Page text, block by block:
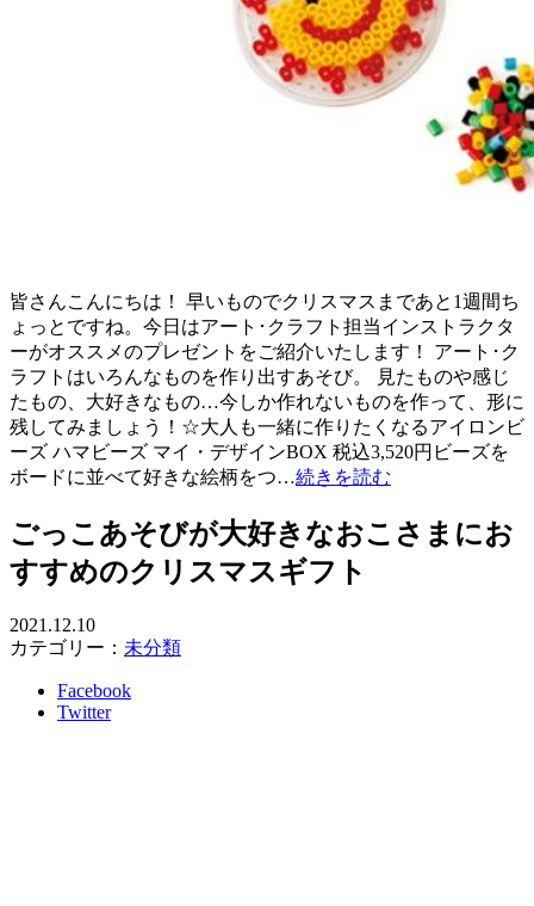
皆さんこんにちは！ 早いものでクリスマスまであと1週間ち
ょっとですね。今日はアート･クラフト担当インストラクタ
ーがオススメのプレゼントをご紹介いたします！ アート･ク
ラフトはいろんなものを作り出すあそび。 見たものや感じ
たもの、大好きなもの…今しか作れないものを作って、形に
残してみましょう！☆大人も一緒に作りたくなるアイロンビ
ーズ ハマビーズ マイ・デザインBOX 税込3,520円ビーズを
ボードに並べて好きな絵柄をつ…続きを読む
ごっこあそびが大好きなおこさまにお
すすめのクリスマスギフト
2021.12.10
カテゴリー： 未分類
Facebook
Twitter